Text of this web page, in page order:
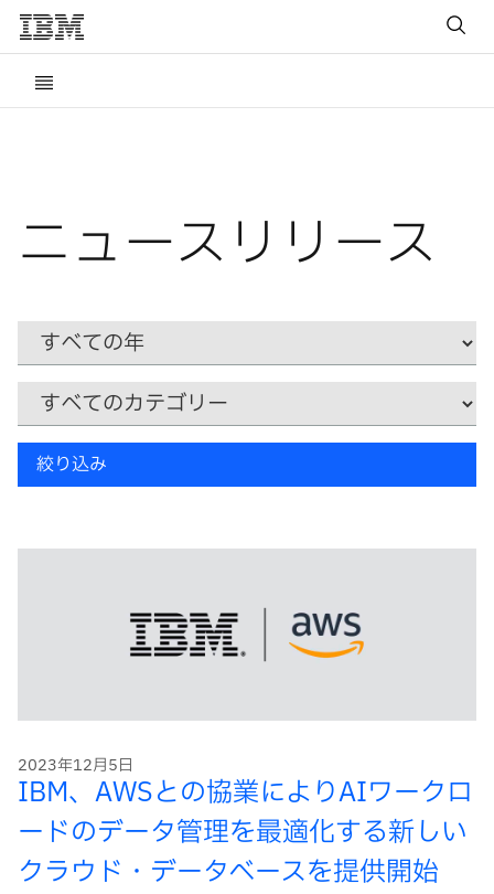
ニュースリリース
Year
カ
ゴ
リ
キ
ワ
絞り込み
2023年12月5日
IBM、AWSとの協業によりAIワークロ
ードのデータ管理を最適化する新しい
クラウド・データベースを提供開始